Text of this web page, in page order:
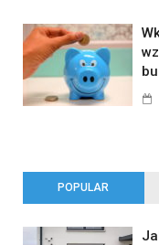
POPULAR